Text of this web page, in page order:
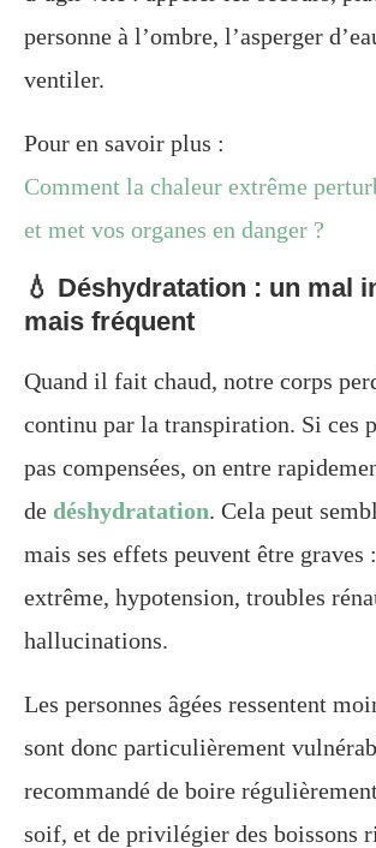
personne à l’ombre, l’asperger
ventiler.
Pour en savoir plus :
Comment la chaleur extrême
et met vos organes en danger ?
💧 Déshydratation : un mal
mais fréquent
Quand il fait chaud, notre corps
continu par la transpiration. Si ces
pas compensées, on entre
de déshydratation. Cela peut
mais ses effets peuvent être graves
extrême, hypotension, troubles
hallucinations.
Les personnes âgées ressentent
sont donc particulièrement
recommandé de boire
soif, et de privilégier des boissons